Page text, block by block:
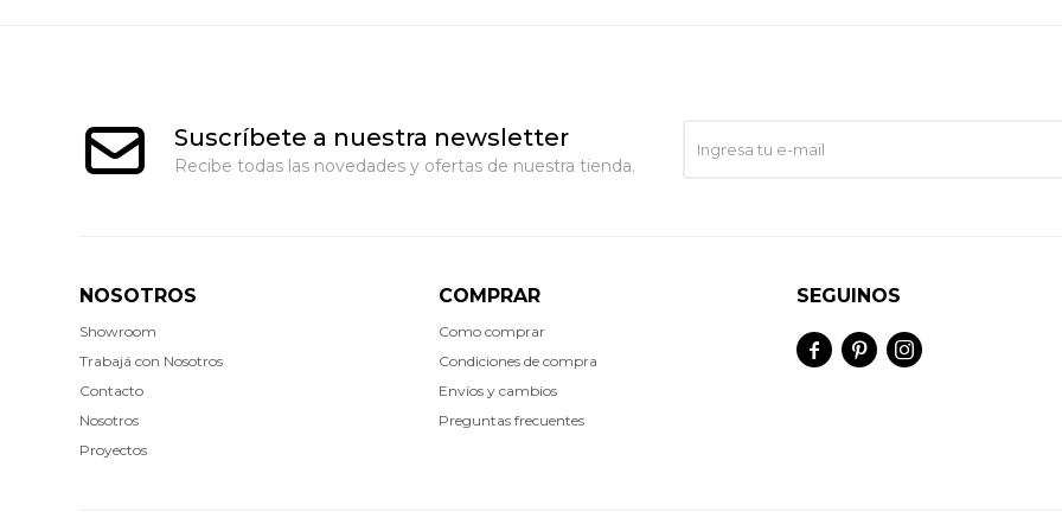
Suscríbete a nuestra newsletter
Recibe todas las novedades y ofertas de nuestra tienda.
NOSOTROS
Showroom
Trabajá con Nosotros
Contacto
Nosotros
Proyectos
COMPRAR
Como comprar
Condiciones de compra
Envíos y cambios
Preguntas frecuentes
SEGUINOS
  